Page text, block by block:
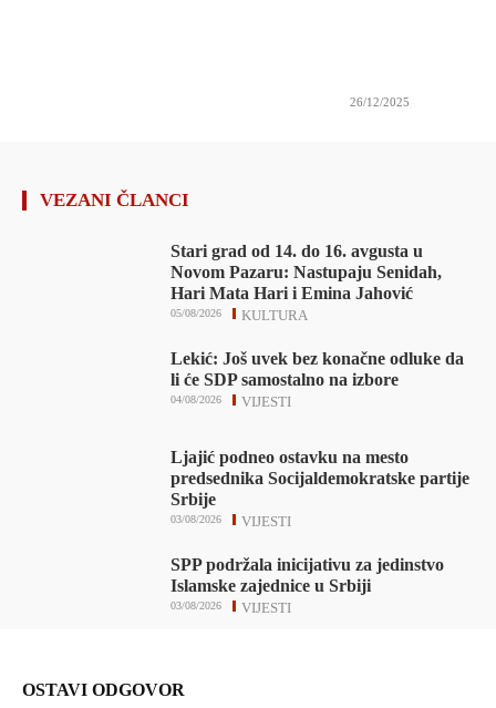
26/12/2025
VEZANI ČLANCI
Stari grad od 14. do 16. avgusta u
Novom Pazaru: Nastupaju Senidah,
Hari Mata Hari i Emina Jahović
KULTURA
05/08/2026
Lekić: Još uvek bez konačne odluke da
li će SDP samostalno na izbore
VIJESTI
04/08/2026
Ljajić podneo ostavku na mesto
predsednika Socijaldemokratske partije
Srbije
VIJESTI
03/08/2026
SPP podržala inicijativu za jedinstvo
Islamske zajednice u Srbiji
VIJESTI
03/08/2026
OSTAVI ODGOVOR